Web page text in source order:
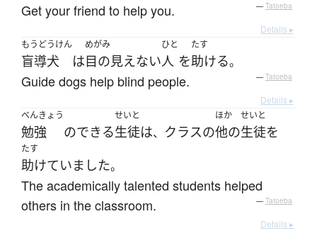
Get your friend to help you. — Tatoeba
Details ▸
もうどうけん
盲導犬 は
めがみ
目の見えない
ひと
人 を
たす
助ける。
Guide dogs help blind people. — Tatoeba
Details ▸
べんきょう
勉強 のできる
せいと
生徒は、 クラスの
ほか
他の
せいと
生徒を
たす
助けていました。
The academically talented students helped
others in the classroom.
— Tatoeba
Details ▸